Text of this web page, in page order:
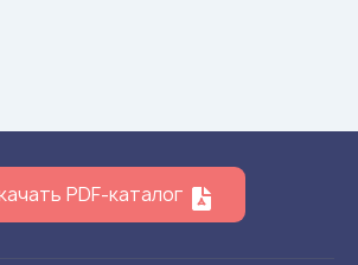
PDF-каталог